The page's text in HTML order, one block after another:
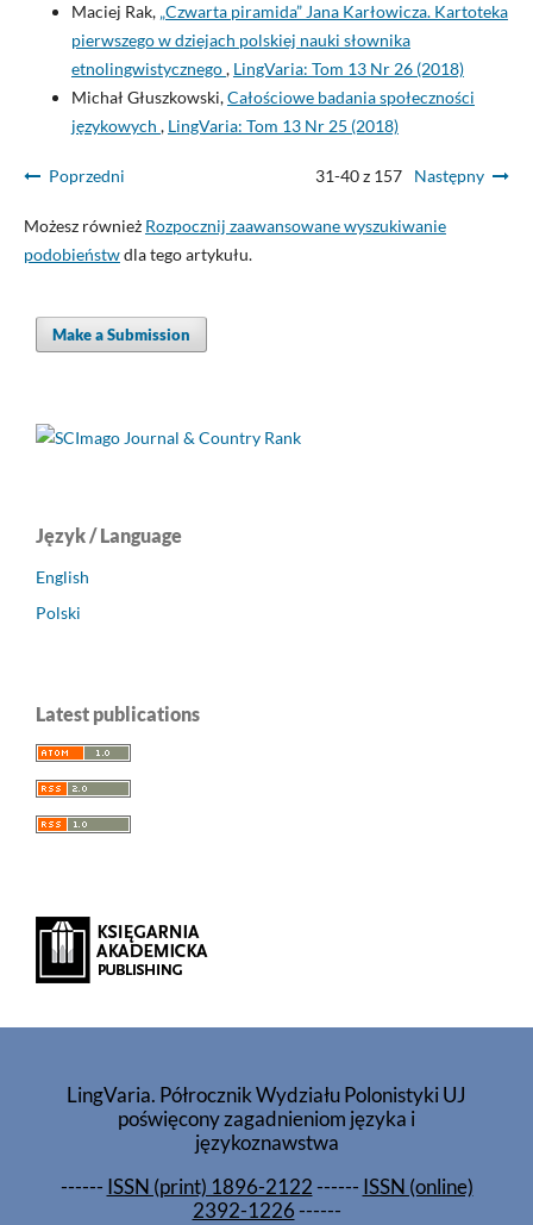
Maciej Rak, „Czwarta piramida” Jana Karłowicza. Kartoteka
pierwszego w dziejach polskiej nauki słownika
etnolingwistycznego, LingVaria: Tom 13 Nr 26 (2018)
Michał Głuszkowski,Całościowe badania społeczności
językowych , LingVaria: Tom 13 Nr 25 (2018)
Poprzedni 31-40 z 157 Następny
Możesz również Rozpocznij zaawansowane wyszukiwanie
podobieństwdla tego artykułu.
Make a Submission
Język / Language
English
Polski
Latest publications
LingVaria. Półrocznik Wydziału Polonistyki UJ
poświęcony zagadnieniom języka i
językoznawstwa
------ ISSN (print) 1896-2122------ ISSN (online)
2392-1226------